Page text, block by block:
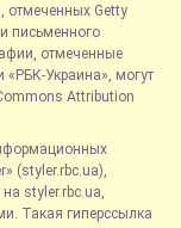
отмеченных Getty
письменного
отмеченные
«РБК-Украина», могут
Attribution
(styler.rbc.ua),
styler.rbc.ua,
Такая гиперссылка